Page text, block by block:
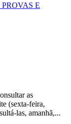
E
as
(sexta-feira,
las, amanhã,...